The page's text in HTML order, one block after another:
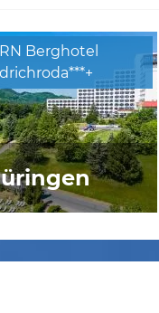
Berghotel